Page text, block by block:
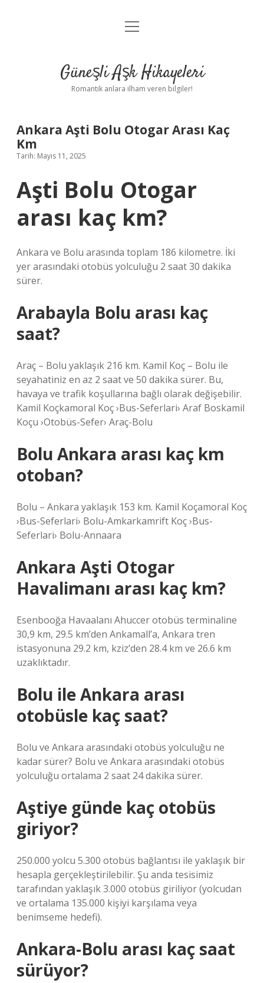
Anasayfa
Yasal Uyarı
menüyü
Güneşli Aşk Hikayeleri
Romantik anlara ilham veren bilgiler!
Ankara Aşti Bolu Otogar Arası Kaç
Km
Tarih: Mayıs 11, 2025
Aşti Bolu Otogar
arası kaç km?
Ankara ve Bolu arasında toplam 186 kilometre. İki
yer arasındaki otobüs yolculuğu 2 saat 30 dakika
sürer.
Arabayla Bolu arası kaç
saat?
Araç – Bolu yaklaşık 216 km. Kamil Koç – Bolu ile
seyahatiniz en az 2 saat ve 50 dakika sürer. Bu,
havaya ve trafik koşullarına bağlı olarak değişebilir.
Kamil Koçkamoral Koç ›Bus-Seferlari› Araf Boskamil
Koçu ›Otobüs-Sefer› Araç-Bolu
Bolu Ankara arası kaç km
otoban?
Bolu – Ankara yaklaşık 153 km. Kamil Koçamoral Koç
›Bus-Seferlari› Bolu-Amkarkamrift Koç ›Bus-
Seferlari› Bolu-Annaara
Ankara Aşti Otogar
Havalimanı arası kaç km?
Esenbooğa Havaalanı Ahuccer otobüs terminaline
30,9 km, 29.5 km’den Ankamall’a, Ankara tren
istasyonuna 29.2 km, kziz’den 28.4 km ve 26.6 km
uzaklıktadır.
Bolu ile Ankara arası
otobüsle kaç saat?
Bolu ve Ankara arasındaki otobüs yolculuğu ne
kadar sürer? Bolu ve Ankara arasındaki otobüs
yolculuğu ortalama 2 saat 24 dakika sürer.
Aştiye günde kaç otobüs
giriyor?
250.000 yolcu 5.300 otobüs bağlantısı ile yaklaşık bir
hesapla gerçekleştirilebilir. Şu anda tesisimiz
tarafından yaklaşık 3.000 otobüs giriliyor (yolcudan
ve ortalama 135.000 kişiyi karşılama veya
benimseme hedefi).
Ankara-Bolu arası kaç saat
sürüyor?